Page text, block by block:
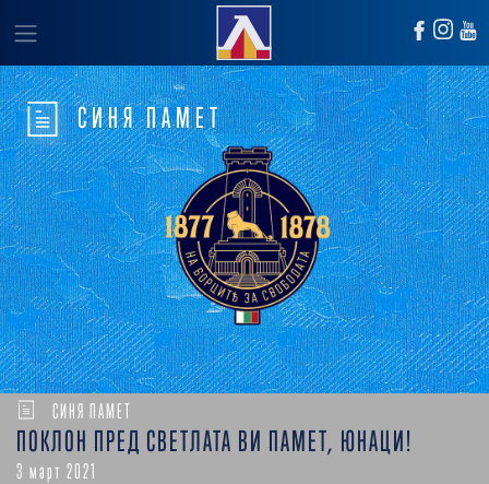
СИНЯ ПАМЕТ
СИНЯ ПАМЕТ
ПОКЛОН ПРЕД СВЕТЛАТА ВИ ПАМЕТ, ЮНАЦИ!
3 март 2021